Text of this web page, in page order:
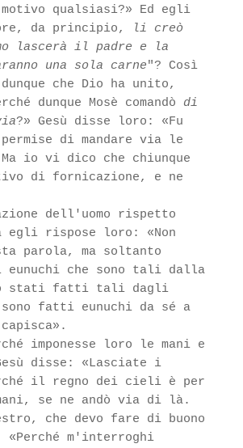
qualsiasi?» Ed egli
da principio,
li creò
lascerà il padre e la
una sola carne"? Così
che Dio ha unito,
dunque Mosè comandò di
?» Gesù disse loro: «Fu
di mandare via le
io vi dico che chiunque
di fornicazione, e ne
dell'uomo rispetto
egli rispose loro: «Non
parola, ma soltanto
che sono tali dalla
stati fatti tali dagli
fatti eunuchi da sé a
imponesse loro le mani e
disse: «Lasciate i
il regno dei cieli è per
se ne andò via di là.
che devo fare di buono
m'interroghi